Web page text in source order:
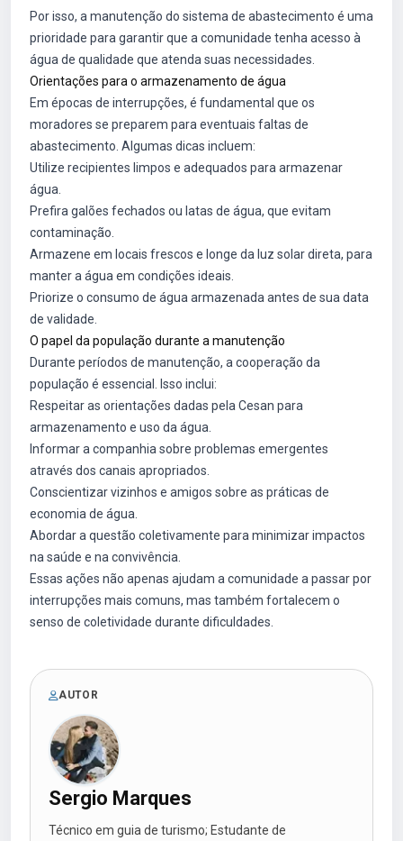
Por isso, a manutenção do sistema de abastecimento é uma
prioridade para garantir que a comunidade tenha acesso à
água de qualidade que atenda suas necessidades.
Orientações para o armazenamento de água
Em épocas de interrupções, é fundamental que os
moradores se preparem para eventuais faltas de
abastecimento. Algumas dicas incluem:
Utilize recipientes limpos e adequados para armazenar
água.
Prefira galões fechados ou latas de água, que evitam
contaminação.
Armazene em locais frescos e longe da luz solar direta, para
manter a água em condições ideais.
Priorize o consumo de água armazenada antes de sua data
de validade.
O papel da população durante a manutenção
Durante períodos de manutenção, a cooperação da
população é essencial. Isso inclui:
Respeitar as orientações dadas pela Cesan para
armazenamento e uso da água.
Informar a companhia sobre problemas emergentes
através dos canais apropriados.
Conscientizar vizinhos e amigos sobre as práticas de
economia de água.
Abordar a questão coletivamente para minimizar impactos
na saúde e na convivência.
Essas ações não apenas ajudam a comunidade a passar por
interrupções mais comuns, mas também fortalecem o
senso de coletividade durante dificuldades.
AUTOR
Sergio Marques
Técnico em guia de turismo; Estudante de